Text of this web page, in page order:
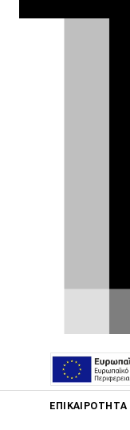
ΕΠΙΚΑΙΡΌΤΗΤΑ
Μέχρι τώρα,